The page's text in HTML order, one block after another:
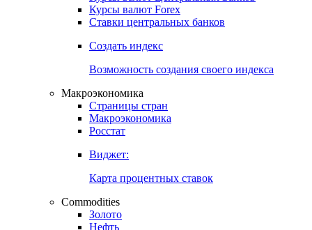
Индикаторы рынка
Поиск индексов
Курсы валют Центральных Банков
Ставки центральных банков
Создать индекс
Возможность создания своего индекса
Страницы стран
Росстат
Виджет:
Карта процентных ставок